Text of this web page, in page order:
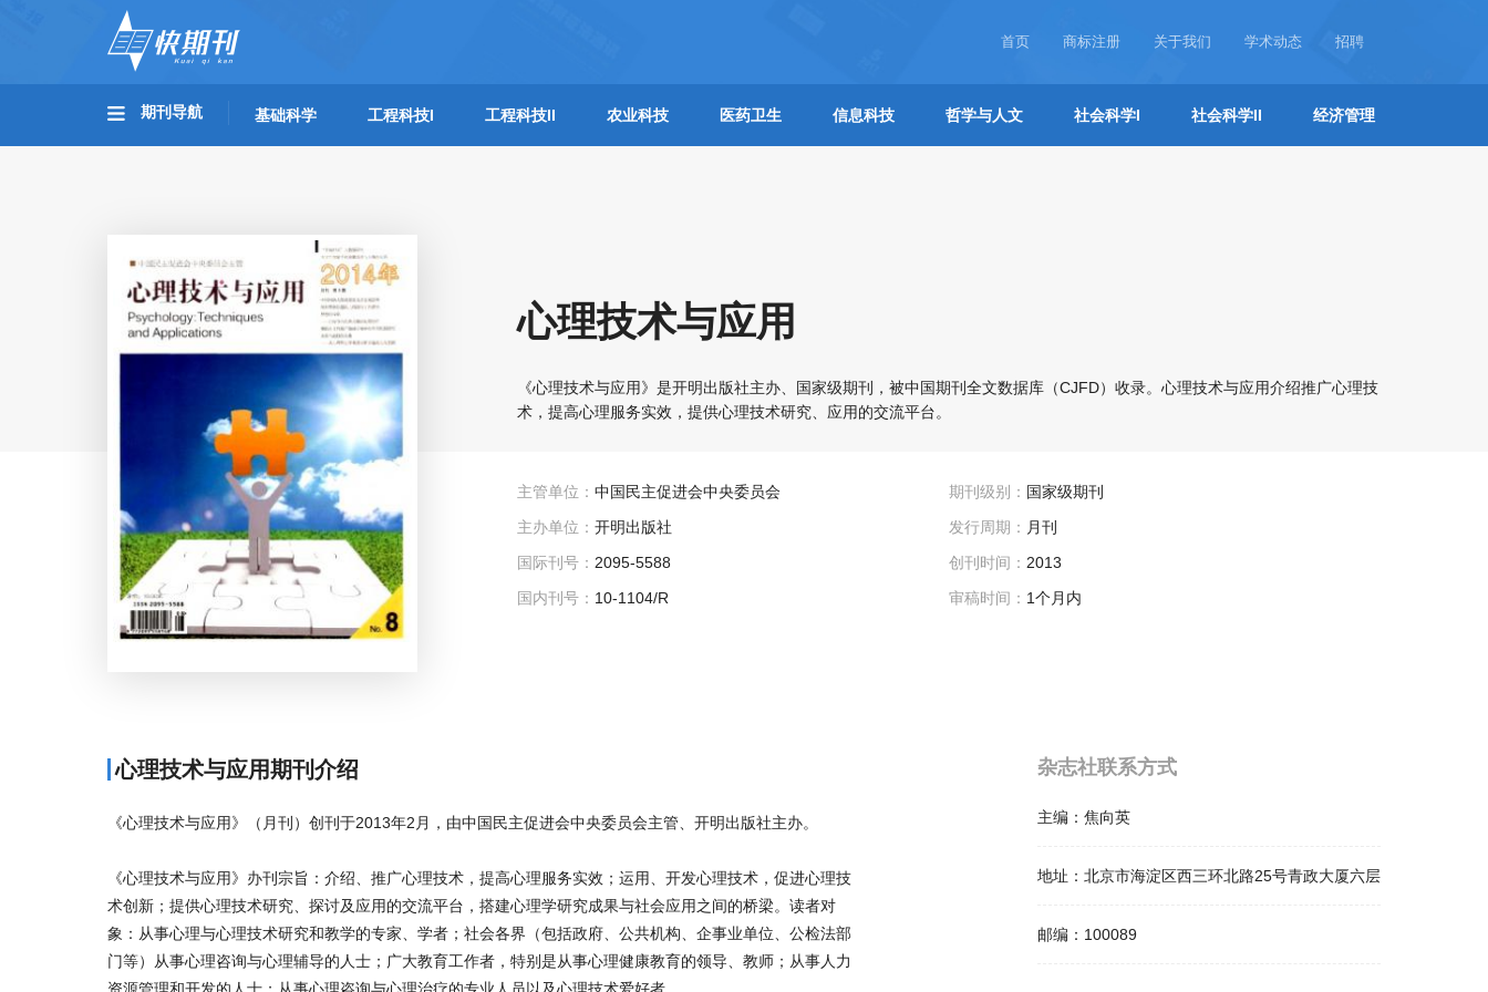
首页 商标注册 关于我们 学术动态 招聘
期刊导航 基础科学 工程科技I 工程科技II 农业科技 医药卫生 信息科技 哲学与人文 社会科学I 社会科学II 经济管理
心理技术与应用
《心理技术与应用》是开明出版社主办、国家级期刊，被中国期刊全文数据库（CJFD）收录。心理技术与应用介绍推广心理技
术，提高心理服务实效，提供心理技术研究、应用的交流平台。
主管单位： 中国民主促进会中央委员会
主办单位： 开明出版社
国际刊号： 2095-5588
国内刊号： 10-1104/R
期刊级别： 国家级期刊
发行周期： 月刊
创刊时间： 2013
审稿时间： 1个月内
心理技术与应用期刊介绍
《心理技术与应用》（月刊）创刊于2013年2月，由中国民主促进会中央委员会主管、开明出版社主办。
《心理技术与应用》办刊宗旨：介绍、推广心理技术，提高心理服务实效；运用、开发心理技术，促进心理技
术创新；提供心理技术研究、探讨及应用的交流平台，搭建心理学研究成果与社会应用之间的桥梁。读者对
象：从事心理与心理技术研究和教学的专家、学者；社会各界（包括政府、公共机构、企事业单位、公检法部
门等）从事心理咨询与心理辅导的人士；广大教育工作者，特别是从事心理健康教育的领导、教师；从事人力
杂志社联系方式
主编： 焦向英
地址： 北京市海淀区西三环北路25号青政大厦六层
邮编： 100089